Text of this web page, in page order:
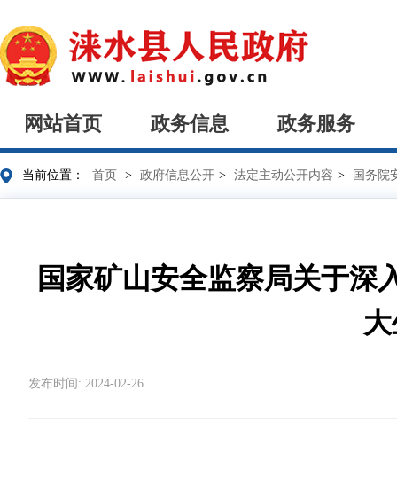
网站首页 政务信息 政务服务
当前位置： 首页 > 政府信息公开 > 法定主动公开内容 > 国务院
国家矿山安全监察局关于深
发布时间: 2024-02-26